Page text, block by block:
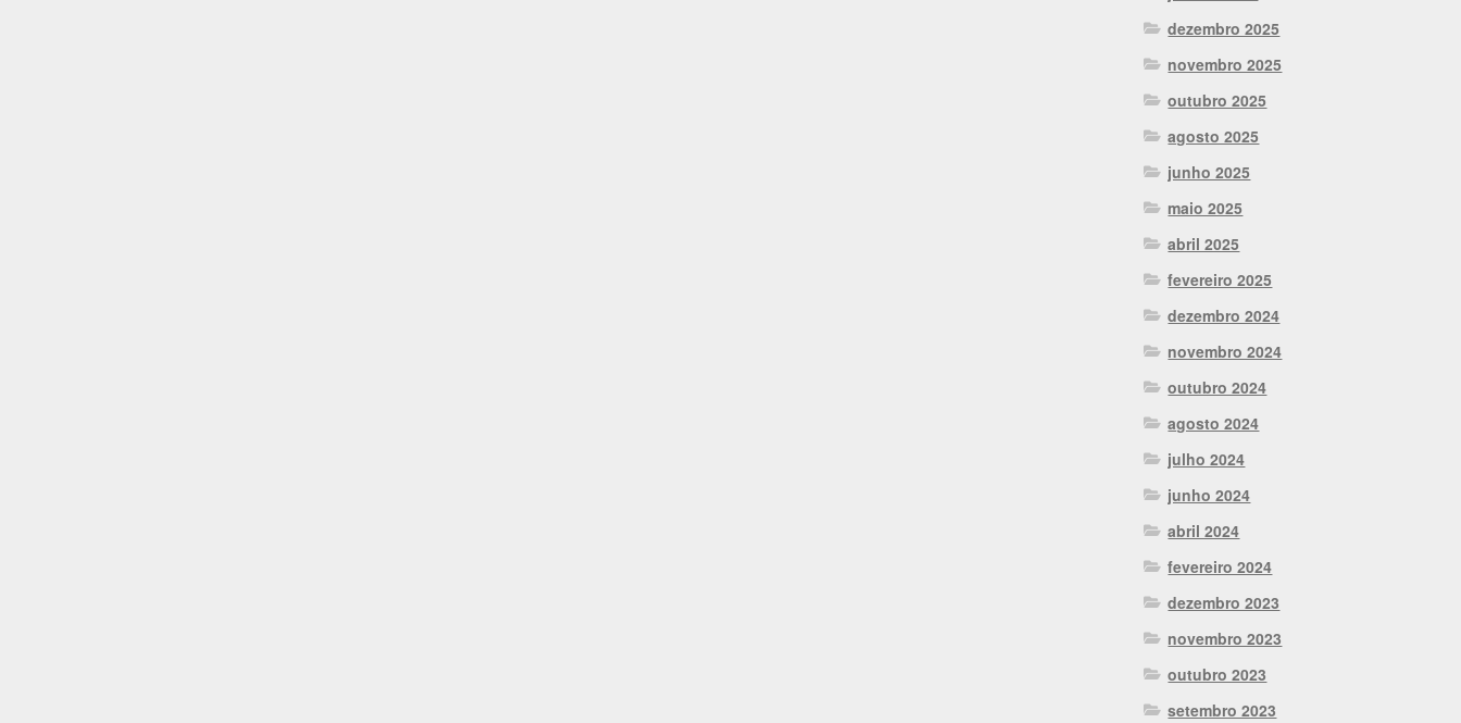
dezembro 2025
novembro 2025
outubro 2025
agosto 2025
junho 2025
maio 2025
abril 2025
fevereiro 2025
dezembro 2024
novembro 2024
outubro 2024
agosto 2024
julho 2024
junho 2024
abril 2024
fevereiro 2024
dezembro 2023
novembro 2023
outubro 2023
setembro 2023